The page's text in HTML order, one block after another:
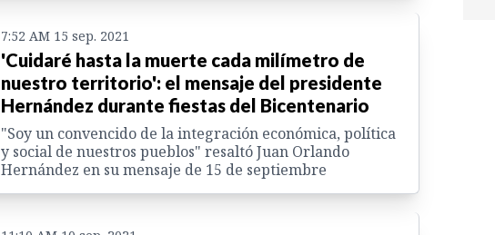
7:52 AM 15 sep. 2021
'Cuidaré hasta la muerte cada milímetro de
nuestro territorio': el mensaje del presidente
Hernández durante fiestas del Bicentenario
"Soy un convencido de la integración económica, política
y social de nuestros pueblos" resaltó Juan Orlando
Hernández en su mensaje de 15 de septiembre